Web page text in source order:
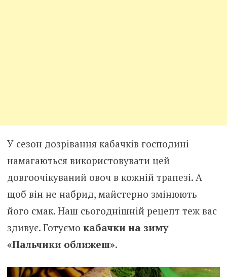
У сезон дозрівання кабачків господині
намагаються використовувати цей
довгоочікуваний овоч в кожній трапезі. А
щоб він не набрид, майстерно змінюють
його смак. Наш сьогоднішній рецепт теж вас
здивує. Готуємо кабачки на зиму
«Пальчики оближеш».